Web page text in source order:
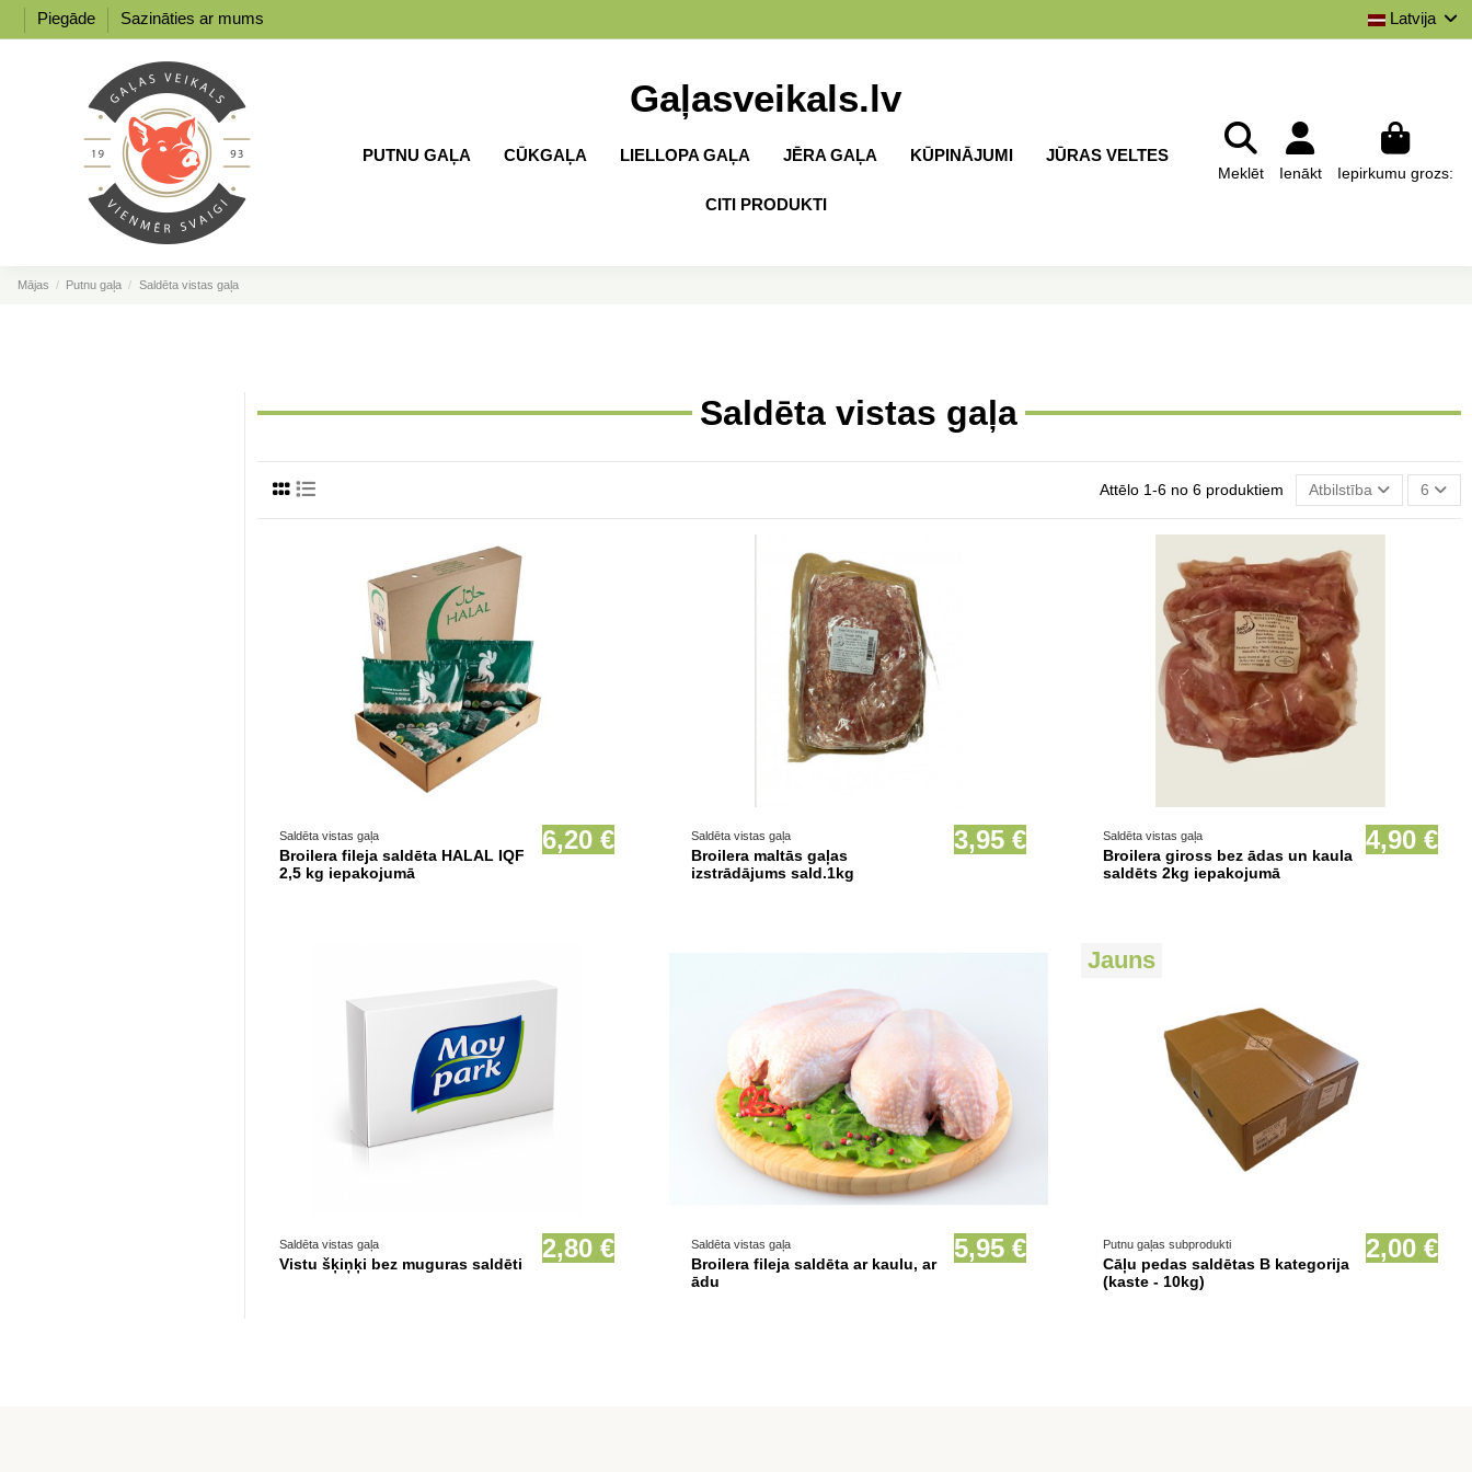
Piegāde Sazināties ar mums Latvija
Gaļasveikals.lv
PUTNU GAĻA CŪKGAĻA LIELLOPA GAĻA JĒRA GAĻA KŪPINĀJUMI JŪRAS VELTES
CITI PRODUKTI
Meklēt Ienākt Iepirkumu grozs:
Mājas Putnu gaļa Saldēta vistas gaļa
Saldēta vistas gaļa
Attēlo 1-6 no 6 produktiem Atbilstība 6
Prece pieejama opcionāli
Saldēta vistas gaļa
Broilera fileja saldēta HALAL IQF
2,5 kg iepakojumā
6,20 € Saldēta vistas gaļa
Broilera maltās gaļas
izstrādājums sald.1kg
3,95 € Saldēta vistas gaļa
Broilera giross bez ādas un kaula
saldēts 2kg iepakojumā
4,90 €
Saldēta vistas gaļa
Vistu šķiņķi bez muguras saldēti
2,80 €
Prece pieejama opcionāli
Saldēta vistas gaļa
Broilera fileja saldēta ar kaulu, ar
ādu
5,95 €
Jauns
Putnu gaļas subprodukti
Cāļu pedas saldētas B kategorija
(kaste - 10kg)
2,00 €